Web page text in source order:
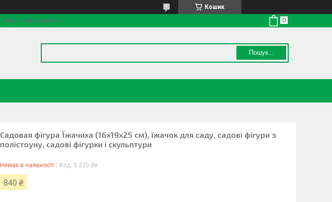
Кошик
Миколаїв, Україна
Пошук...
Cадовая фігура Їжачиха (16х19х25 см), їжачок для саду, садові фігури з
полістоуну, садові фігурки і скульптури
Немає в наявності Код: 5.220.de
840 ₴